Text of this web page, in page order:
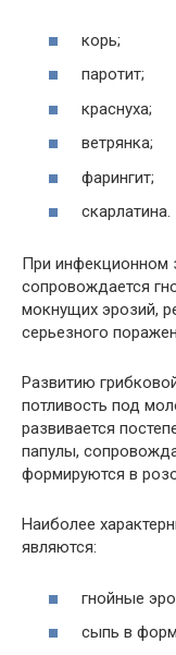
корь;
паротит;
краснуха;
ветрянка;
фарингит;
скарлатина.
При инфекционном
сопровождается
мокнущих эрозий,
серьезного
Развитию
потливость под
развивается
папулы,
формируются в
Наиболее
являются:
гнойные
сыпь в